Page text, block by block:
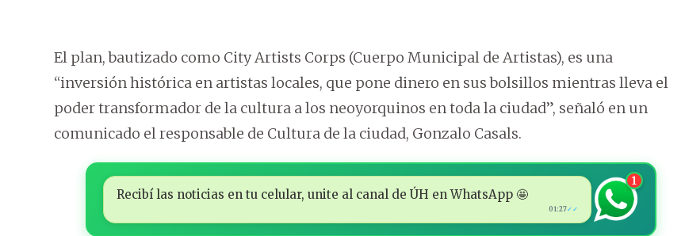
El plan, bautizado como City Artists Corps (Cuerpo Municipal de Artistas), es una
“inversión histórica en artistas locales, que pone dinero en sus bolsillos mientras lleva el
poder transformador de la cultura a los neoyorquinos en toda la ciudad”, señaló en un
comunicado el responsable de Cultura de la ciudad, Gonzalo Casals.
Recibí las noticias en tu celular, unite al canal de ÚH en WhatsApp 🤩
01:27✓✓
1